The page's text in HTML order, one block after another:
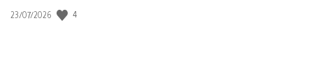
Data
23/07/2026 4